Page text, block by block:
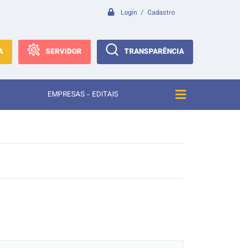
Login / Cadastro
SERVIDOR TRANSPARÊNCIA
EMPRESAS - EDITAIS